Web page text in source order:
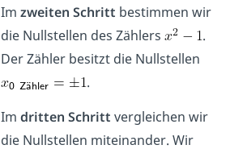
Im zweiten Schritt bestimmen wir
die Nullstellen des Zählers
.
Der Zähler besitzt die Nullstellen
.
Imdritten Schritt vergleichen wir
die Nullstellen miteinander. Wir